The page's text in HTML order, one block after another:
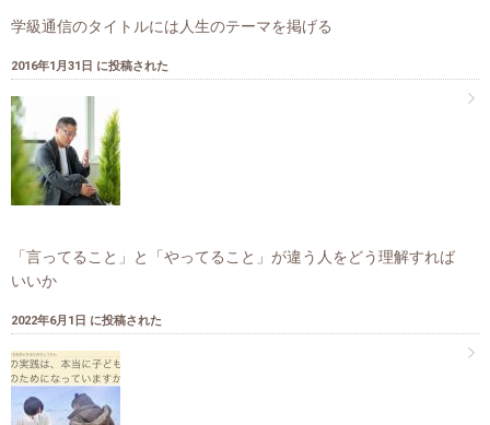
学級通信のタイトルには人生のテーマを掲げる
2016年1月31日 に投稿された
「言ってること」と「やってること」が違う人をどう理解すれば
いいか
2022年6月1日 に投稿された